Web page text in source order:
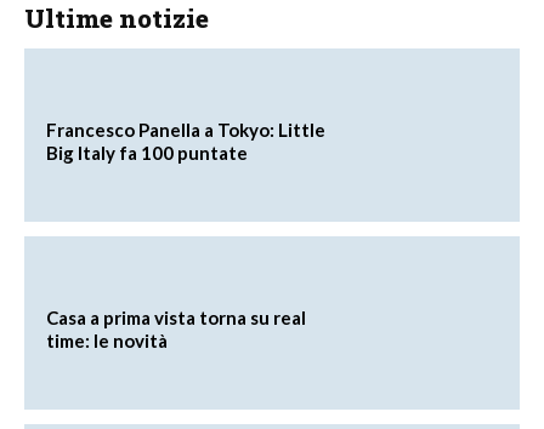
Ultime notizie
Francesco Panella a Tokyo: Little
Big Italy fa 100 puntate
Casa a prima vista torna su real
time: le novità